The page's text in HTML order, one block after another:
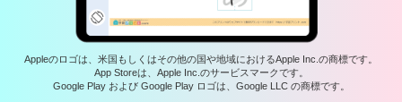
Appleのロゴは、米国もしくはその他の国や地域におけるApple Inc.の商標です。
App Storeは、Apple Inc.のサービスマークです。
Google Play および Google Play ロゴは、Google LLC の商標です。